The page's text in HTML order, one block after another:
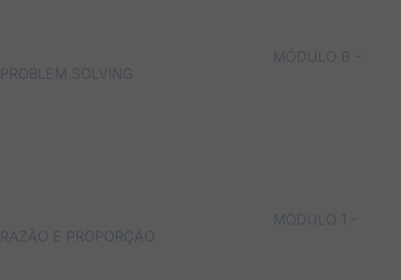
MÓDULO B –
PROBLEM SOLVING
MÓDULO 1 –
RAZÃO E PROPORÇÃO